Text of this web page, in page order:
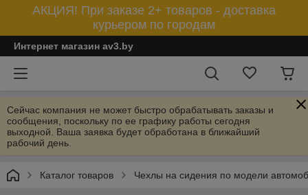
АКЦИЯ! При заказе 2+ товаров - доставка
курьером по городам
Интернет магазин av3.by
Сейчас компания не может быстро обрабатывать заказы и
сообщения, поскольку по ее графику работы сегодня
выходной. Ваша заявка будет обработана в ближайший
рабочий день.
Каталог товаров Чехлы на сидения по модели